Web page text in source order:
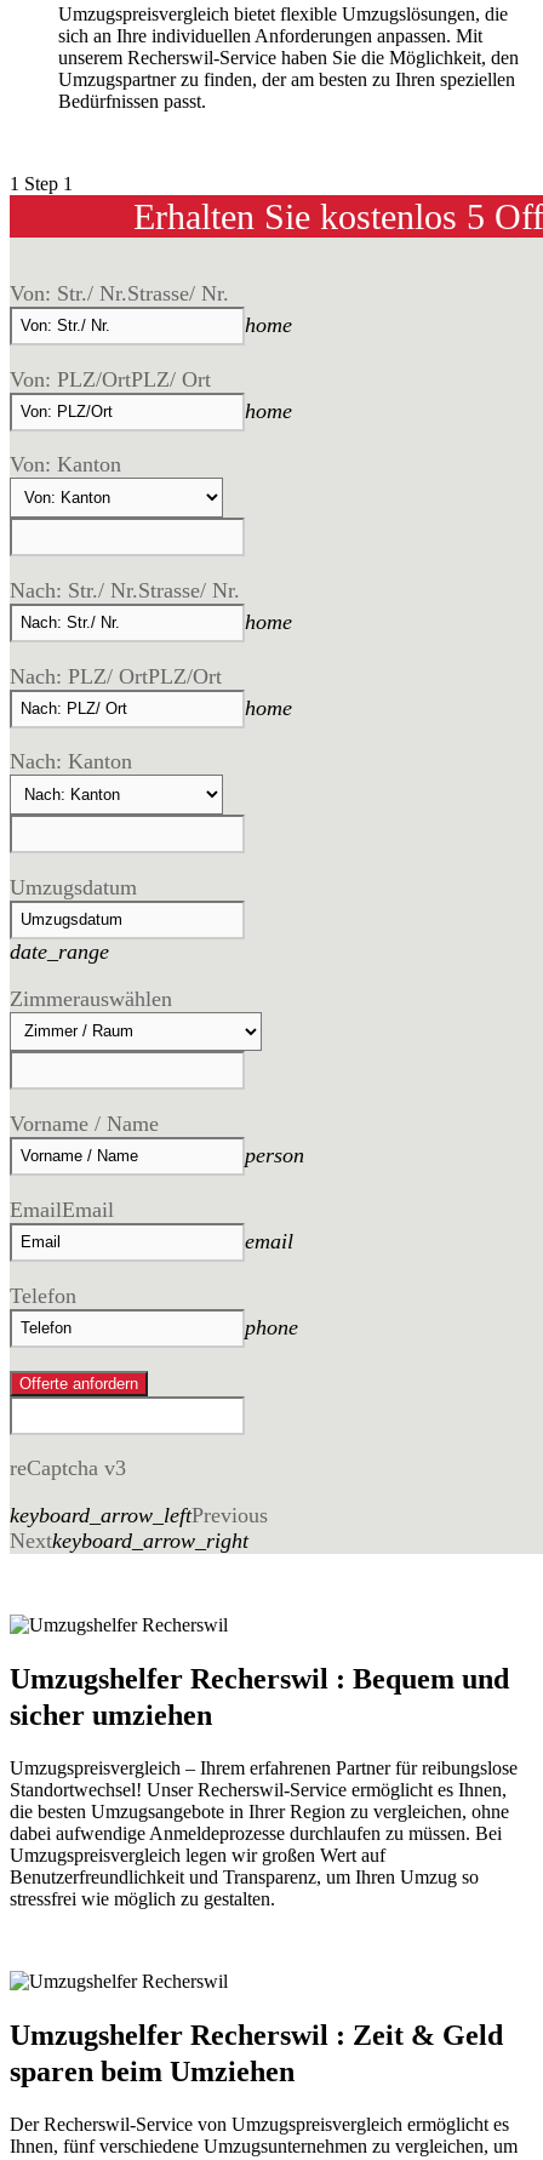
Umzugspreisvergleich bietet flexible Umzugslösungen, die
sich an Ihre individuellen Anforderungen anpassen. Mit
unserem Recherswil-Service haben Sie die Möglichkeit, den
Umzugspartner zu finden, der am besten zu Ihren speziellen
Bedürfnissen passt.
1 Step 1
Erhalten Sie kostenlos 5
Von: Str./ Nr.Strasse/ Nr.
home
Von: PLZ/OrtPLZ/ Ort
home
Von: Kanton
Nach: Str./ Nr.Strasse/ Nr.
home
Nach: PLZ/ OrtPLZ/Ort
home
Nach: Kanton
Umzugsdatum
date_range
Zimmerauswählen
Vorname / Name
person
EmailEmail
email
Telefon
phone
Offerte anfordern
reCaptcha v3
keyboard_arrow_leftPrevious
Nextkeyboard_arrow_right
Umzugshelfer Recherswil : Bequem und
sicher umziehen
Umzugspreisvergleich – Ihrem erfahrenen Partner für reibungslose
Standortwechsel! Unser Recherswil-Service ermöglicht es Ihnen,
die besten Umzugsangebote in Ihrer Region zu vergleichen, ohne
dabei aufwendige Anmeldeprozesse durchlaufen zu müssen. Bei
Umzugspreisvergleich legen wir großen Wert auf
Benutzerfreundlichkeit und Transparenz, um Ihren Umzug so
stressfrei wie möglich zu gestalten.
Umzugshelfer Recherswil : Zeit & Geld
sparen beim Umziehen
Der Recherswil-Service von Umzugspreisvergleich ermöglicht es
Ihnen, fünf verschiedene Umzugsunternehmen zu vergleichen, um